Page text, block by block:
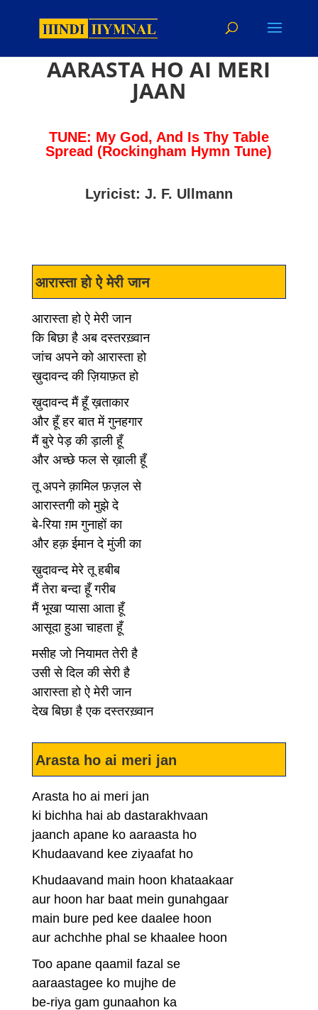
AARASTA HO AI MERI
JAAN
TUNE: My God, And Is Thy Table
Spread (Rockingham Hymn Tune)
Lyricist: J. F. Ullmann
आरास्ता हो ऐ मेरी जान
आरास्ता हो ऐ मेरी जान
कि बिछा है अब दस्तरख़्वान
जांच अपने को आरास्ता हो
ख़ुदावन्द की ज़ियाफ़त हो
ख़ुदावन्द मैं हूँ ख़ताकार
और हूँ हर बात में गुनहगार
मैं बुरे पेड़ की ड़ाली हूँ
और अच्छे फल से ख़ाली हूँ
तू अपने क़ामिल फ़ज़ल से
आरास्तगी को मुझे दे
बे-रिया ग़म गुनाहों का
और हक़ ईमान दे मुंजी का
ख़ुदावन्द मेरे तू हबीब
मैं तेरा बन्दा हूँ गरीब
मैं भूखा प्यासा आता हूँ
आसूदा हुआ चाहता हूँ
मसीह जो नियामत तेरी है
उसी से दिल की सेरी है
आरास्ता हो ऐ मेरी जान
देख बिछा है एक दस्तरख़्वान
Arasta ho ai meri jan
Arasta ho ai meri jan
ki bichha hai ab dastarakhvaan
jaanch apane ko aaraasta ho
Khudaavand kee ziyaafat ho
Khudaavand main hoon khataakaar
aur hoon har baat mein gunahgaar
main bure ped kee daalee hoon
aur achchhe phal se khaalee hoon
Too apane qaamil fazal se
aaraastagee ko mujhe de
be-riya gam gunaahon ka